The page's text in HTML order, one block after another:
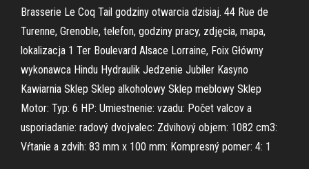
Brasserie Le Coq Tail godziny otwarcia dzisiaj. 44 Rue de
Turenne, Grenoble, telefon, godziny pracy, zdjęcia, mapa,
lokalizacja 1 Ter Boulevard Alsace Lorraine, Foix Główny
wykonawca Hindu Hydraulik Jedzenie Jubiler Kasyno
Kawiarnia Sklep Sklep alkoholowy Sklep meblowy Sklep
Motor: Typ: 6 HP: Umiestnenie: vzadu: Počet valcov a
usporiadanie: radový dvojvalec: Zdvihový objem: 1082 cm3:
Vŕtanie a zdvih: 83 mm x 100 mm: Kompresný pomer: 4: 1